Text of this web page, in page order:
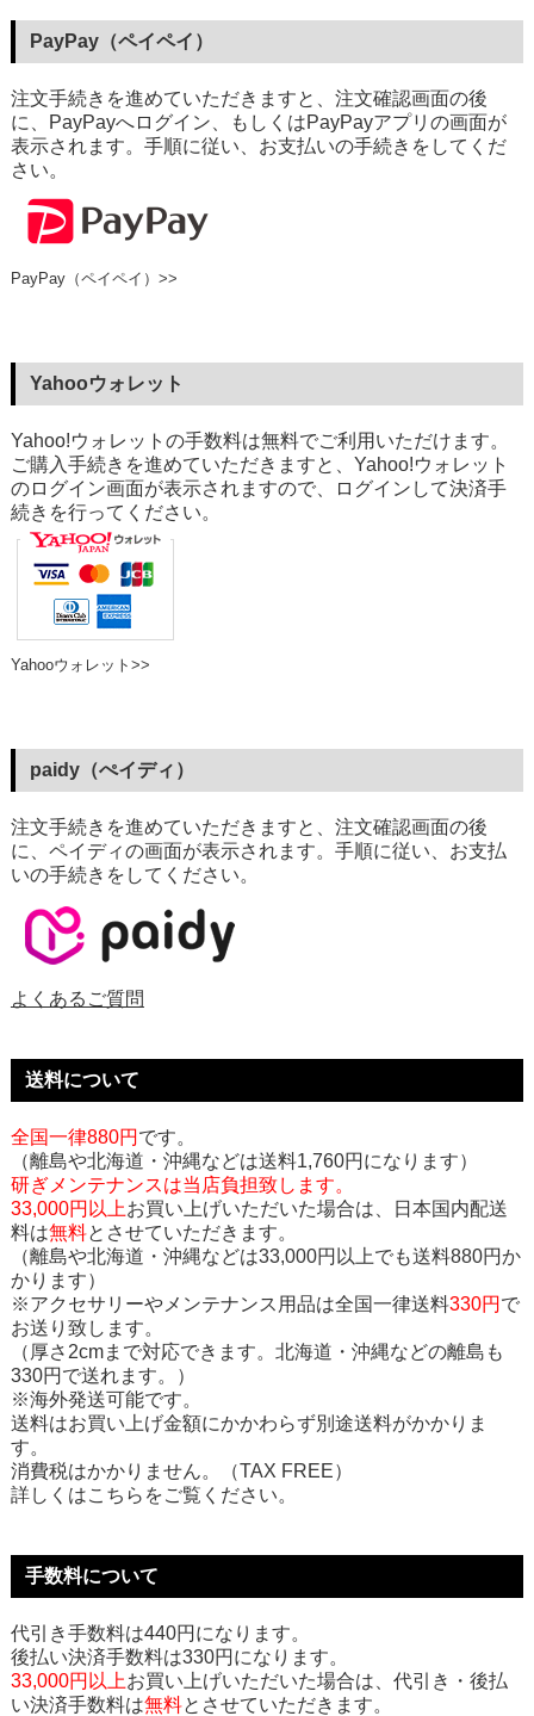
PayPay（ペイペイ）
注文手続きを進めていただきますと、注文確認画面の後
に、PayPayへログイン、もしくはPayPayアプリの画面が
表示されます。手順に従い、お支払いの手続きをしてくだ
さい。
PayPay（ペイペイ）>>
Yahooウォレット
Yahoo!ウォレットの手数料は無料でご利用いただけます。
ご購入手続きを進めていただきますと、Yahoo!ウォレット
のログイン画面が表示されますので、ログインして決済手
続きを行ってください。
Yahooウォレット>>
paidy（ぺイディ）
注文手続きを進めていただきますと、注文確認画面の後
に、ペイディの画面が表示されます。手順に従い、お支払
いの手続きをしてください。
よくあるご質問
送料について
全国一律880円 です。
（離島や北海道・沖縄などは送料1,760円になります）
研ぎメンテナンスは当店負担致します。
33,000円以上お買い上げいただいた場合は、日本国内配送
料は無料とさせていただきます。
（離島や北海道・沖縄などは33,000円以上でも送料880円か
かります）
※アクセサリーやメンテナンス用品は全国一律送料330円 で
お送り致します。
（厚さ2cmまで対応できます。北海道・沖縄などの離島も
330円で送れます。）
※海外発送可能です。
送料はお買い上げ金額にかかわらず別途送料がかかりま
す。
消費税はかかりません。（TAX FREE）
詳しくはこちらをご覧ください。
手数料について
代引き手数料は440円になります。
後払い決済手数料は330円になります。
33,000円以上お買い上げいただいた場合は、代引き・後払
い決済手数料は無料とさせていただきます。